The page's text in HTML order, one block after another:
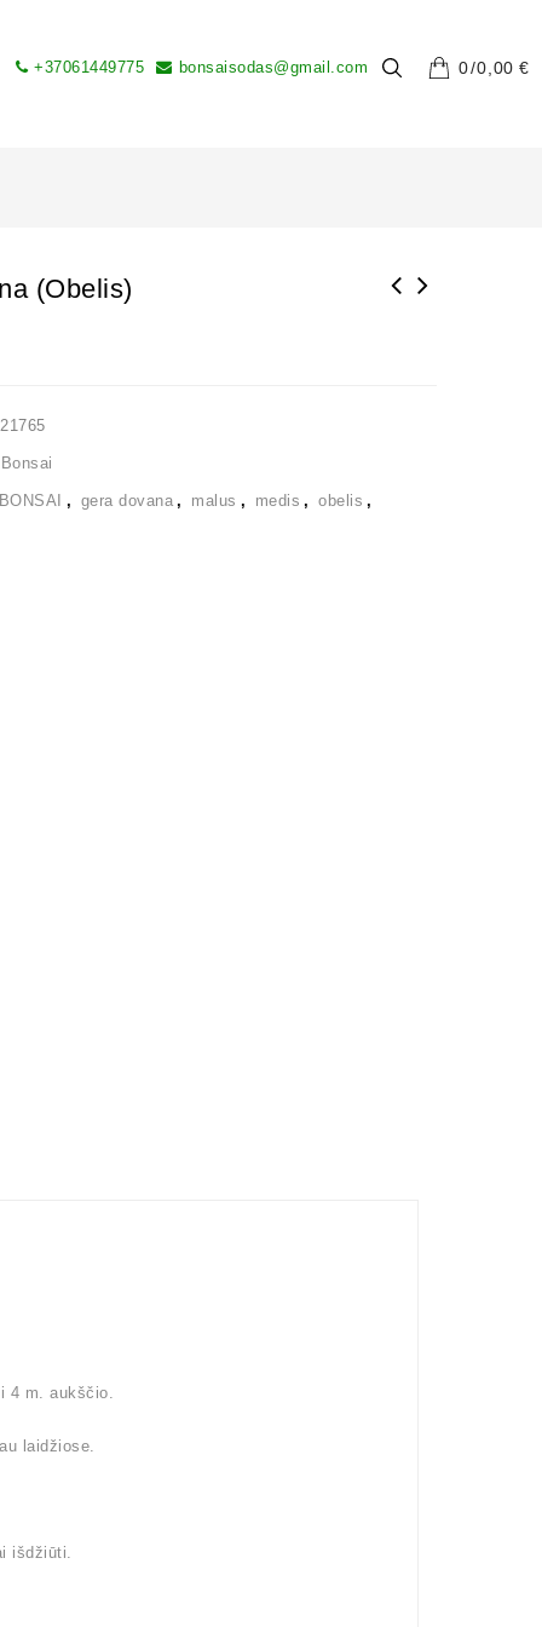
0 0,00€
+37061449775 bonsaisodas@gmail.com
(obelis)
, gera dovana , malus , medis , obelis ,
4 m. aukščio.
laidžiose.
išdžiūti.